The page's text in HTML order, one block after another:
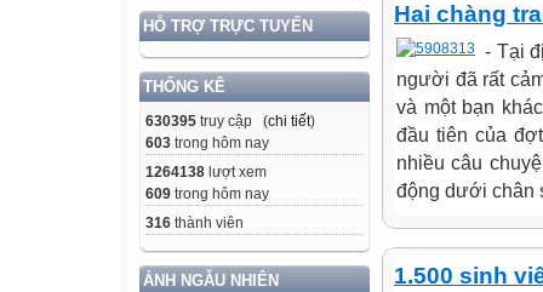
HỖ TRỢ TRỰC TUYẾN
THỐNG KÊ
630395 truy cập (chi tiết)
603 trong hôm nay
1264138 lượt xem
609 trong hôm nay
316 thành viên
ẢNH NGẪU NHIÊN
Hai chàng
- Tại
người đã rất
và một bạn
đầu tiên của
nhiều câu
động dưới chân
1.500 sinh